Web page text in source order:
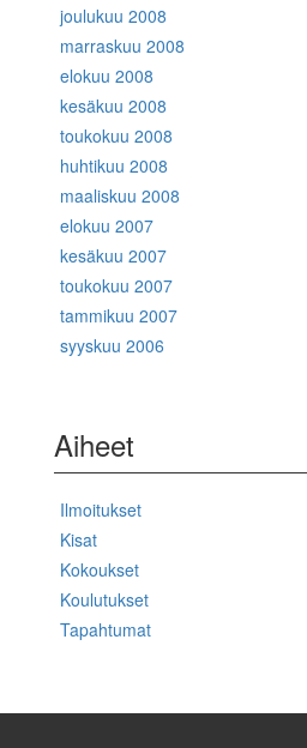
joulukuu 2008
marraskuu 2008
elokuu 2008
kesäkuu 2008
toukokuu 2008
huhtikuu 2008
maaliskuu 2008
elokuu 2007
kesäkuu 2007
toukokuu 2007
tammikuu 2007
syyskuu 2006
Aiheet
Ilmoitukset
Kisat
Kokoukset
Koulutukset
Tapahtumat